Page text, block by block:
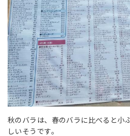
秋のバラは、春のバラに比べると小
しいそうです。